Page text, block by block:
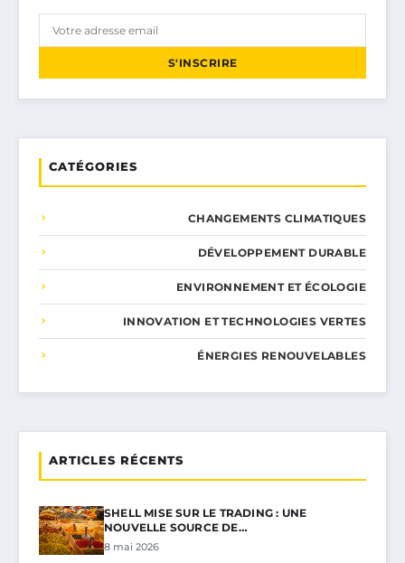
S'INSCRIRE
CATÉGORIES
CHANGEMENTS CLIMATIQUES
DÉVELOPPEMENT DURABLE
ENVIRONNEMENT ET ÉCOLOGIE
INNOVATION ET TECHNOLOGIES VERTES
ÉNERGIES RENOUVELABLES
ARTICLES RÉCENTS
SHELL MISE SUR LE TRADING : UNE
NOUVELLE SOURCE DE…
8 mai 2026